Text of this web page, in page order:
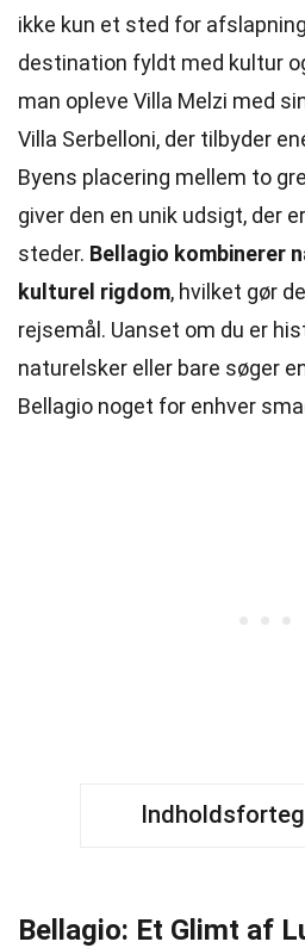
ikke kun et sted for
destination fyldt med kultur
man opleve Villa Melzi med
Villa Serbelloni, der tilbyder
Byens placering mellem to
giver den en unik udsigt, der
steder. Bellagio kombinerer
kulturel rigdom, hvilket gør
rejsemål. Uanset om du er
naturelsker eller bare søger
Bellagio noget for enhver
Bellagio: Et Glimt af